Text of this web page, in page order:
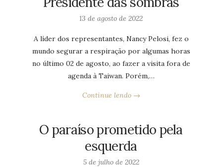
13 de agosto de 2022
A líder dos representantes, Nancy Pelosi, fez o
mundo segurar a respiração por algumas horas
no último 02 de agosto, ao fazer a visita fora de
agenda à Taiwan. Porém,…
Continue lendo →
O paraíso prometido pela
esquerda
5 de julho de 2022